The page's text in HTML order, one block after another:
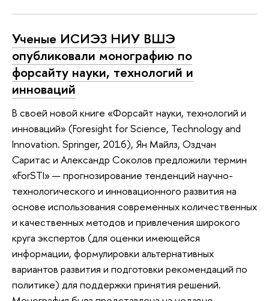
Ученые ИСИЭЗ НИУ ВШЭ
опубликовали монографию по
форсайту науки, технологий и
инноваций
В своей новой книге «Форсайт науки, технологий и
инноваций» (Foresight for Science, Technology and
Innovation. Springer, 2016), Ян Майлз, Оздчан
Саритас и Александр Соколов предложили термин
«ForSTI» — прогнозирование тенденций научно-
технологического и инновационного развития на
основе использования современных количественных
и качественных методов и привлечения широкого
круга экспертов (для оценки имеющейся
информации, формулировки альтернативных
вариантов развития и подготовки рекомендаций по
политике) для поддержки принятия решений.